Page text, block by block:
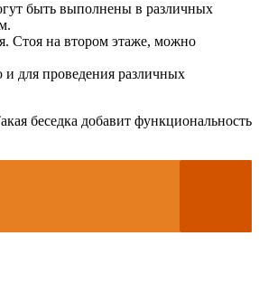
быть выполнены в различных
Стоя на втором этаже, можно
для проведения различных
беседка добавит функциональность